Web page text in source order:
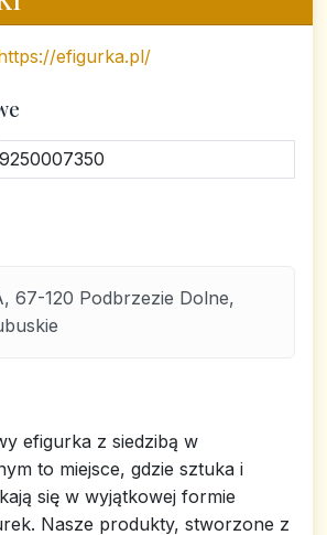
efigurka.pl/
9250007350
67-120 Podbrzezie Dolne,
efigurka z siedzibą w
to miejsce, gdzie sztuka i
się w wyjątkowej formie
Nasze produkty, stworzone z